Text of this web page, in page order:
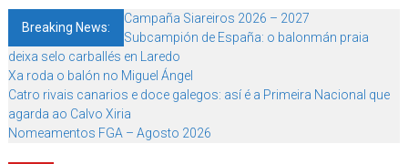
Breaking News:
Campaña Siareiros 2026 – 2027
Subcampión de España: o balonmán praia
deixa selo carballés en Laredo
Xa roda o balón no Miguel Ángel
Catro rivais canarios e doce galegos: así é a Primeira Nacional que
agarda ao Calvo Xiria
Nomeamentos FGA – Agosto 2026